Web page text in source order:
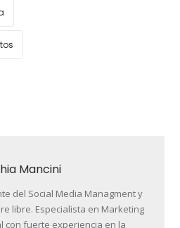
Mancini
del Social Media Managment y
libre. Especialista en Marketing
con fuerte experiencia en la